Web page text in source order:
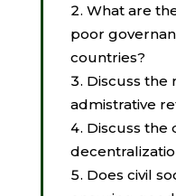
What are
poor
countries?
Discuss the
admistrative
Discuss the
Does civil